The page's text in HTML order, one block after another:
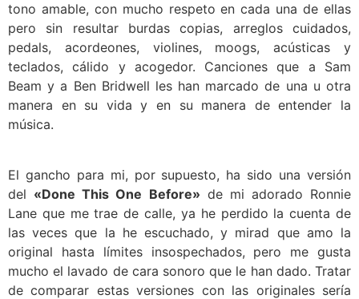
tono amable, con mucho respeto en cada una de ellas
pero sin resultar burdas copias, arreglos cuidados,
pedals, acordeones, violines, moogs, acústicas y
teclados, cálido y acogedor. Canciones que a Sam
Beam y a Ben Bridwell les han marcado de una u otra
manera en su vida y en su manera de entender la
música.
El gancho para mi, por supuesto, ha sido una versión
del «Done This One Before» de mi adorado Ronnie
Lane que me trae de calle, ya he perdido la cuenta de
las veces que la he escuchado, y mirad que amo la
original hasta límites insospechados, pero me gusta
mucho el lavado de cara sonoro que le han dado. Tratar
de comparar estas versiones con las originales sería